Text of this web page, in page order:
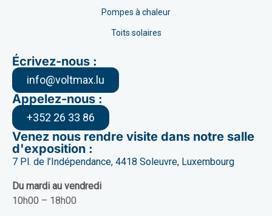
Pompes à chaleur
Toits solaires
Écrivez-nous :
info@voltmax.lu
Appelez-nous :
+352 26 33 86
Venez nous rendre visite dans notre salle
d'exposition :
7 Pl. de l’Indépendance, 4418 Soleuvre, Luxembourg
Du mardi au vendredi
10h00 – 18h00